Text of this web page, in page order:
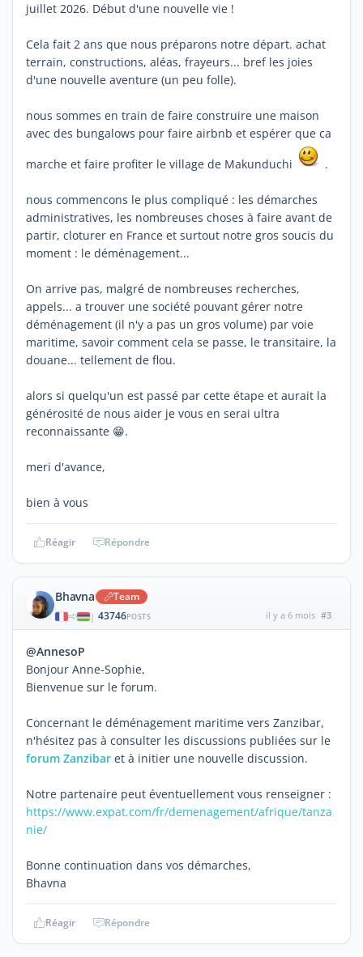
juillet 2026. Début d'une nouvelle vie !
Cela fait 2 ans que nous préparons notre départ. achat
terrain, constructions, aléas, frayeurs... bref les joies
d'une nouvelle aventure (un peu folle).
nous sommes en train de faire construire une maison
avec des bungalows pour faire airbnb et espérer que ca
marche et faire profiter le village de Makunduchi
.
nous commencons le plus compliqué : les démarches
administratives, les nombreuses choses à faire avant de
partir, cloturer en France et surtout notre gros soucis du
moment : le déménagement...
On arrive pas, malgré de nombreuses recherches,
appels... a trouver une société pouvant gérer notre
déménagement (il n'y a pas un gros volume) par voie
maritime, savoir comment cela se passe, le transitaire, la
douane... tellement de flou.
alors si quelqu'un est passé par cette étape et aurait la
générosité de nous aider je vous en serai ultra
reconnaissante 😁.
meri d'avance,
bien à vous
Réagir Répondre
Bhavna Team
| 43746POSTS il y a 6 mois #3
@AnnesoP
Bonjour Anne-Sophie,
Bienvenue sur le forum.
Concernant le déménagement maritime vers Zanzibar,
n'hésitez pas à consulter les discussions publiées sur le
forum Zanzibar et à initier une nouvelle discussion.
Notre partenaire peut éventuellement vous renseigner :
https://www.expat.com/fr/demenagement/afrique/tanza
nie/
Bonne continuation dans vos démarches,
Bhavna
Réagir Répondre